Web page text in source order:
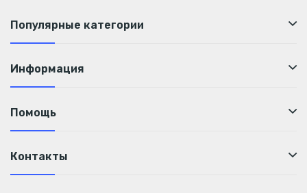
Популярные категории
Информация
Помощь
Контакты